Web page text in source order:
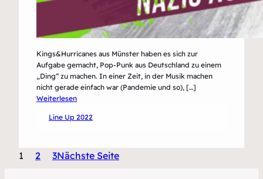
Kings&Hurricanes aus Münster haben es sich zur
Aufgabe gemacht, Pop-Punk aus Deutschland zu einem
„Ding“ zu machen. In einer Zeit, in der Musik machen
nicht gerade einfach war (Pandemie und so), […]
Weiterlesen:
Line Up 2022
1 2 3Nächste Seite